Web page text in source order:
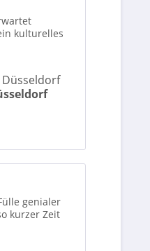
kulturelles
genialer
kurzer Zeit